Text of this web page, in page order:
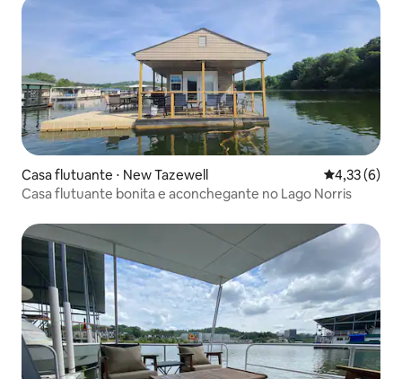
Casa flutuante ⋅ New Tazewell 4,33 de
4,33 (6)
Casa flutuante bonita e aconchegante no Lago Norris